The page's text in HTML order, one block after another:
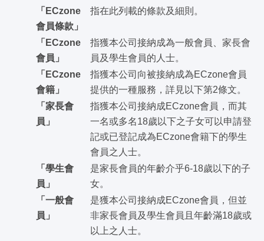
「ECzone
會員條款」
指在此列載的條款及細則。
「ECzone
會員」
指獲本公司接納成為一般會員、家長會
員及學生會員的人士。
「ECzone
會籍」
指獲本公司向被接納成為ECzone會員
提供的一種服務，詳見以下第2條文。
「家長會
員」
指獲本公司接納成ECzone會員，而其
一名或多名18歲以下之子女可以申請登
記或已登記成為ECzone會籍下的學生
會員之人士。
「學生會
員」
是家長會員的年齡介乎6-18歲以下的子
女。
「一般會
員」
是獲本公司接納成ECzone會員，但並
非家長會員及學生會員且年齡滿18歲或
以上之人士。